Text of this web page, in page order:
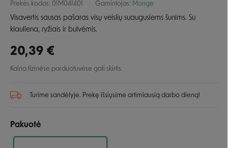
Prekės kodas: 01M041401 Gamintojas: Monge
Visavertis sausas pašaras visų veislių suaugusiems šunims. Su
kiauliena, ryžiais ir bulvėmis.
20,39 €
Kaina fizinėse parduotuvėse gali skirtis.
Turime sandėlyje. Prekę išsiųsime artimiausią darbo dieną!
Pakuotė